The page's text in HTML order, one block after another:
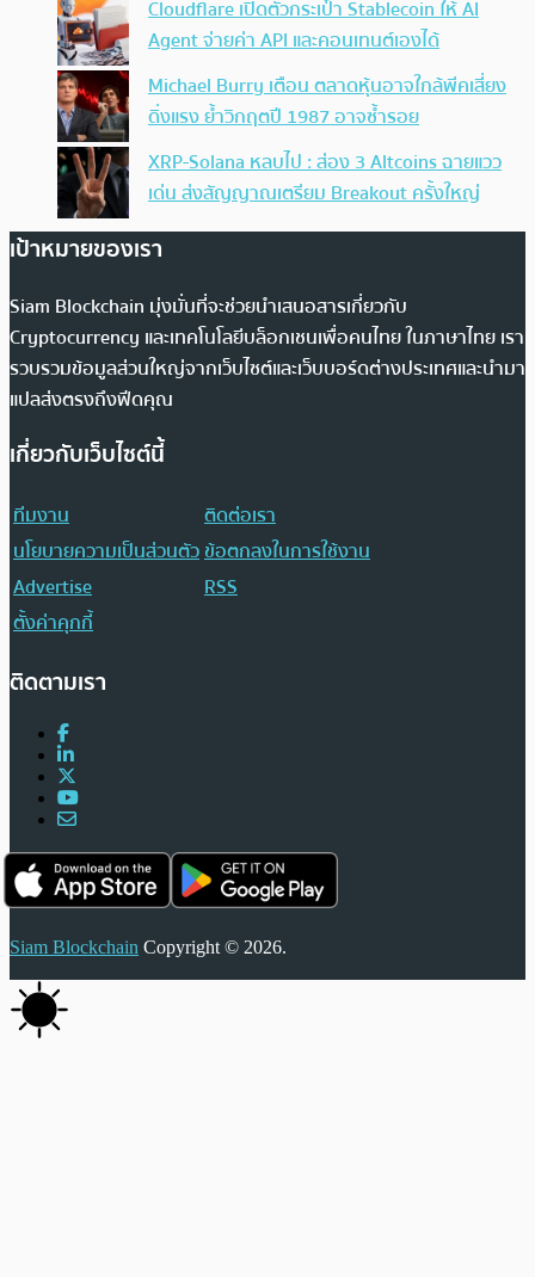
Cloudflare เปิดตัวกระเป๋า Stablecoin ให้ AI
Agent จ่ายค่า API และคอนเทนต์เองได้
Michael Burry เตือน ตลาดหุ้นอาจใกล้พีคเสี่ยง
ดิ่งแรง ย้ำวิกฤตปี 1987 อาจซ้ำรอย
XRP-Solana หลบไป : ส่อง 3 Altcoins ฉายแวว
เด่น ส่งสัญญาณเตรียม Breakout ครั้งใหญ่
เป้าหมายของเรา
Siam Blockchain มุ่งมั่นที่จะช่วยนำเสนอสารเกี่ยวกับ
Cryptocurrency และเทคโนโลยีบล็อกเชนเพื่อคนไทย ในภาษาไทย เรา
รวบรวมข้อมูลส่วนใหญ่จากเว็บไซต์และเว็บบอร์ดต่างประเทศและนำมา
แปลส่งตรงถึงฟีดคุณ
เกี่ยวกับเว็บไซต์นี้
ทีมงาน
ติดต่อเรา
นโยบายความเป็นส่วนตัวข้อตกลงในการใช้งาน
Advertise
RSS
ตั้งค่าคุกกี้
ติดตามเรา
Siam Blockchain Copyright © 2026.